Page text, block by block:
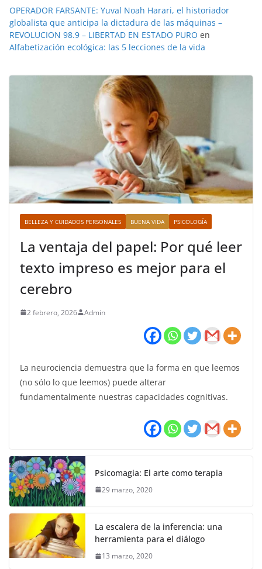
OPERADOR FARSANTE: Yuval Noah Harari, el historiador
globalista que anticipa la dictadura de las máquinas –
REVOLUCION 98.9 – LIBERTAD EN ESTADO PURO en
Alfabetización ecológica: las 5 lecciones de la vida
BELLEZA Y CUIDADOS PERSONALES BUENA VIDA PSICOLOGÍA
La ventaja del papel: Por qué leer
texto impreso es mejor para el
cerebro
2 febrero, 2026 Admin
La neurociencia demuestra que la forma en que leemos
(no sólo lo que leemos) puede alterar
fundamentalmente nuestras capacidades cognitivas.
Psicomagia: El arte como terapia
29 marzo, 2020
La escalera de la inferencia: una
herramienta para el diálogo
13 marzo, 2020